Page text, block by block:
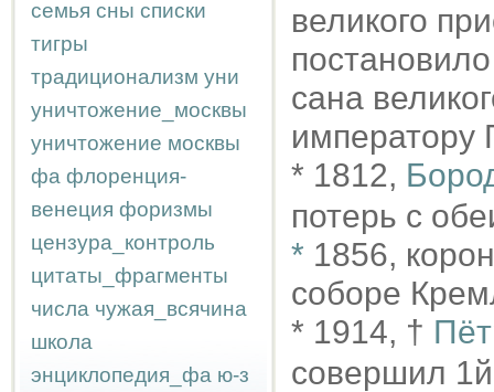
семья сны списки
тигры
традиционализм уни
уничтожение_москвы
уничтожение москвы
фа флоренция-
венеция форизмы
цензура_контроль
цитаты_фрагменты
числа чужая_всячина
школа
энциклопедия_фа ю-з
великого
сана
императору
* 1812,
потерь с
* 1856,
соборе
* 1914, †
совершил